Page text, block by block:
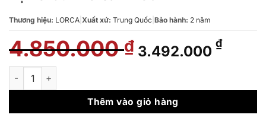
Thương hiệu: LORCA Xuất xứ: Trung Quốc Bảo hành: 2 năm
4.850.000₫ Giá
gốc
4.850.000 ₫.
3.492.000 ₫Giá
là:
Bộ nồi đun Lorca TA 5022 số lượng
Thêm vào giỏ hàng